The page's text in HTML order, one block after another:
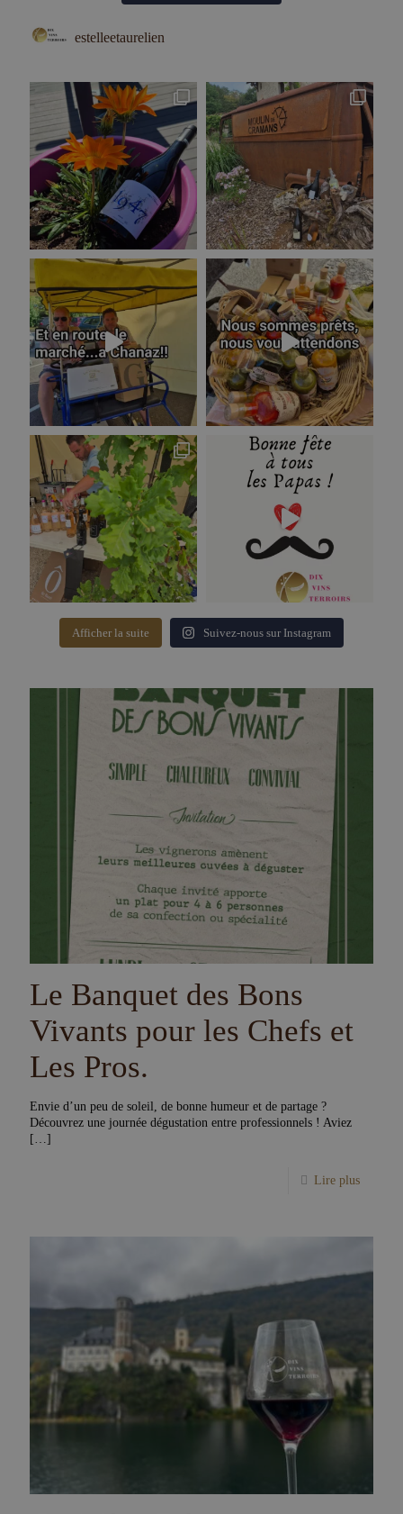
estelleetaurelien
Afficher la suite Suivez-nous sur Instagram
Le Banquet des Bons
Vivants pour les Chefs et
Les Pros.
Envie d’un peu de soleil, de bonne humeur et de partage ?
Découvrez une journée dégustation entre professionnels ! Aviez
[…]
Lire plus